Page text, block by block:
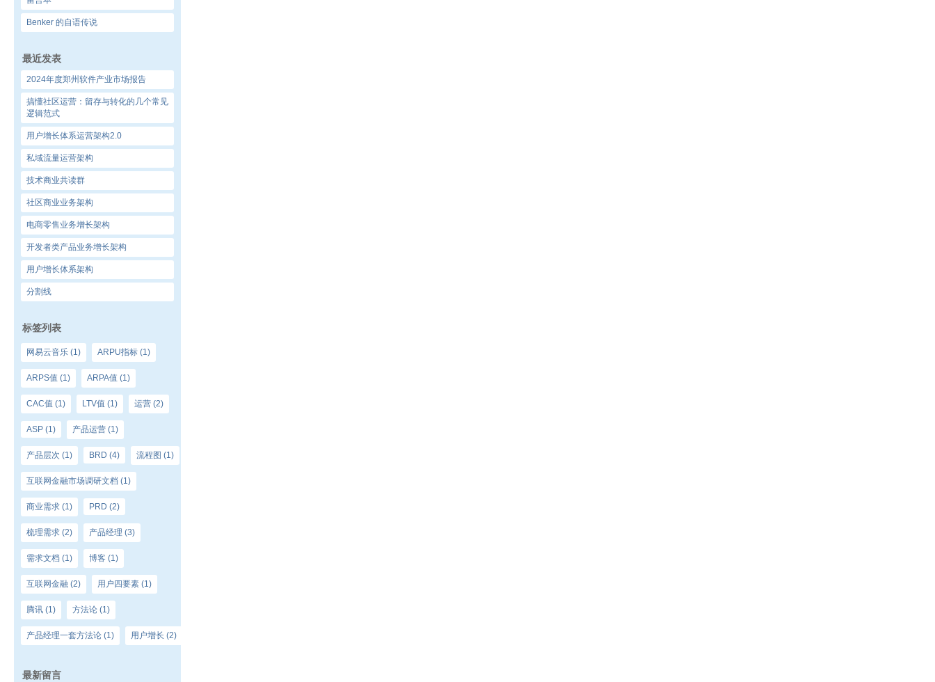
Benker 的自语传说
最近发表
2024年度郑州软件产业市场报告
搞懂社区运营：留存与转化的几个常见
逻辑范式
用户增长体系运营架构2.0
私域流量运营架构
技术商业共读群
社区商业业务架构
电商零售业务增长架构
开发者类产品业务增长架构
用户增长体系架构
分割线
标签列表
网易云音乐 (1) ARPU指标 (1)
ARPS值 (1) ARPA值 (1)
CAC值 (1) LTV值 (1) 运营 (2)
ASP (1) 产品运营 (1)
产品层次 (1) BRD (4) 流程图 (1)
互联网金融市场调研文档 (1)
商业需求 (1) PRD (2)
梳理需求 (2) 产品经理 (3)
需求文档 (1) 博客 (1)
互联网金融 (2) 用户四要素 (1)
腾讯 (1) 方法论 (1)
产品经理一套方法论 (1) 用户增长 (2)
最新留言